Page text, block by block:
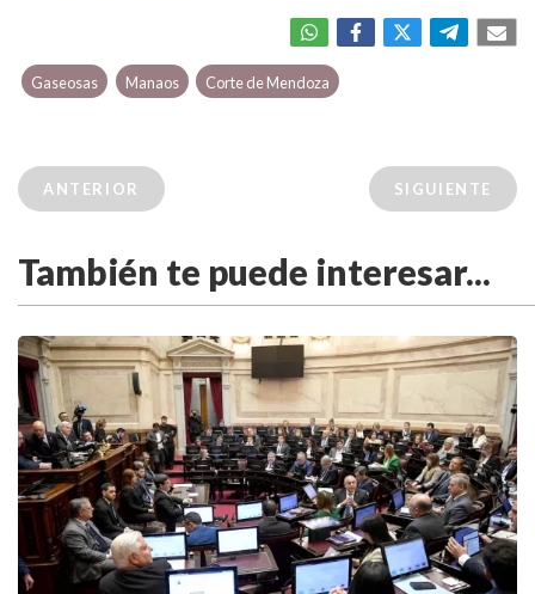
Gaseosas Manaos Corte de Mendoza
ANTERIOR SIGUIENTE
También te puede interesar...